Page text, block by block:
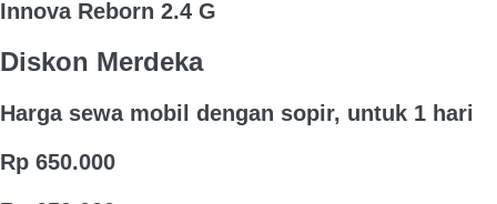
Innova Reborn 2.4 G
Diskon Merdeka
Harga sewa mobil dengan sopir, untuk 1 hari
Rp 650.000